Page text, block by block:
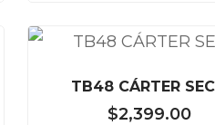
TB48 CÁRTER
$2,399.00